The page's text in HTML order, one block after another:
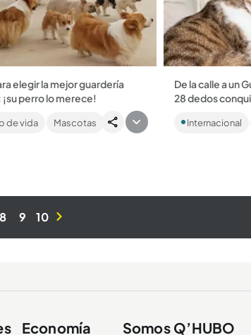
elegir la mejor guardería
¡su perro lo merece!
patas es cosa seria, sobre todo
de vida Mascotas
De la calle a un
28 dedos
reconocido por
Records por
Internacional
8 9 10
Economía Somos Q’HUBO